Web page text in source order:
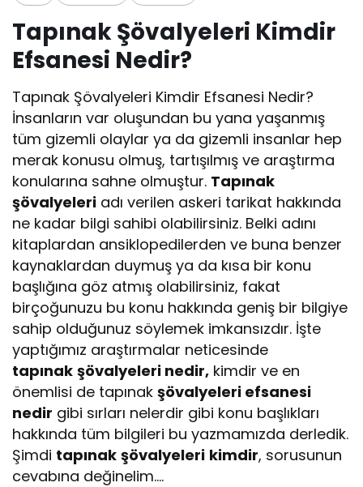
Tapınak Şövalyeleri Kimdir
Efsanesi Nedir?
Tapınak Şövalyeleri Kimdir Efsanesi Nedir?
İnsanların var oluşundan bu yana yaşanmış
tüm gizemli olaylar ya da gizemli insanlar hep
merak konusu olmuş, tartışılmış ve araştırma
konularına sahne olmuştur. Tapınak
şövalyeleri adı verilen askeri tarikat hakkında
ne kadar bilgi sahibi olabilirsiniz. Belki adını
kitaplardan ansiklopedilerden ve buna benzer
kaynaklardan duymuş ya da kısa bir konu
başlığına göz atmış olabilirsiniz, fakat
birçoğunuzu bu konu hakkında geniş bir bilgiye
sahip olduğunuz söylemek imkansızdır. İşte
yaptığımız araştırmalar neticesinde
tapınak şövalyeleri nedir, kimdir ve en
önemlisi de tapınakşövalyeleri efsanesi
nedir gibi sırları nelerdir gibi konu başlıkları
hakkında tüm bilgileri bu yazmamızda derledik.
Şimdi tapınak şövalyeleri kimdir, sorusunun
cevabına değinelim….